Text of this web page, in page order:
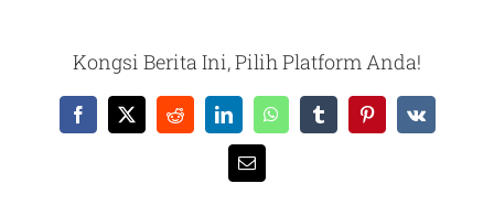
Kongsi Berita Ini, Pilih Platform Anda!
Facebook
X RedditLinkedInWhatsAppTumblrPinterest
Vk
Email